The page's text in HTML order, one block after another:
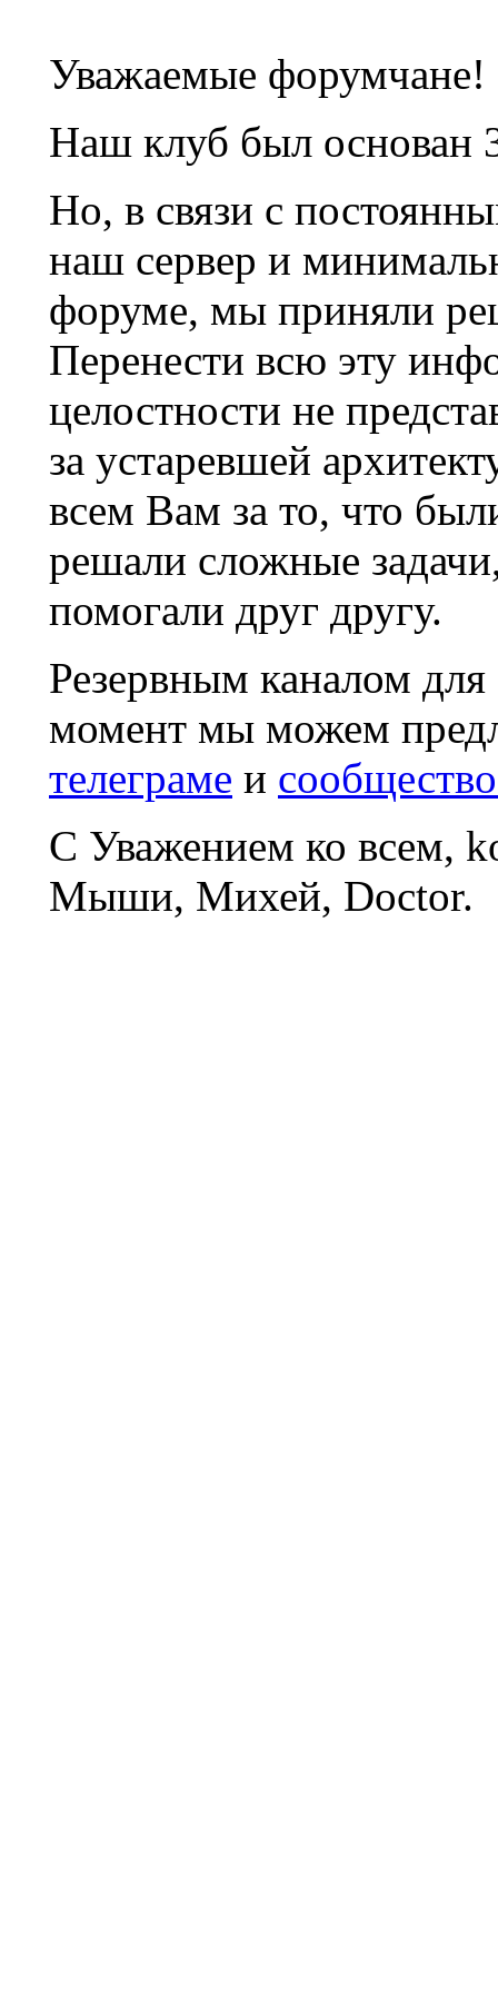
Уважаемые форумчане!
Наш клуб был основан
Но, в связи с
наш сервер и
форуме, мы приняли
Перенести всю эту
целостности не
за устаревшей
всем Вам за то, что
решали сложные
помогали друг другу.
Резервным каналом
момент мы можем
телеграме и
С Уважением ко всем,
Мыши, Михей, Doctor.